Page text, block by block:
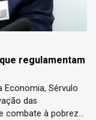
regulamentam
Economia, Sérvulo
das
combate à pobreza